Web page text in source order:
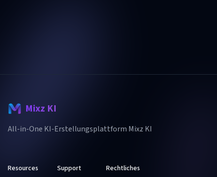
Mixz KI
All-in-One KI-Erstellungsplattform Mixz KI
Resources
Support
Rechtliches